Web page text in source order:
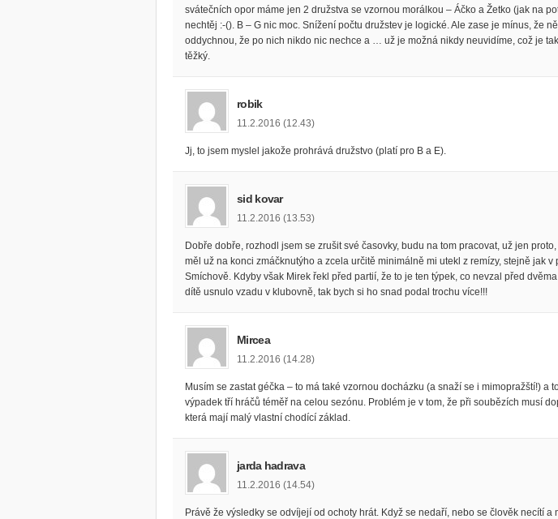
svátečních opor máme jen 2 družstva se vzornou morálkou – Áčko a Žetko (jak na
nechtěj :-(). B – G nic moc. Snížení počtu družstev je logické. Ale zase je mínus, že
oddychnou, že po nich nikdo nic nechce a … už je možná nikdy neuvidíme, což je
těžký.
robik
11.2.2016 (12.43)
Jj, to jsem myslel jakože prohrává družstvo (platí pro B a E).
sid kovar
11.2.2016 (13.53)
Dobře dobře, rozhodl jsem se zrušit své časovky, budu na tom pracovat, už jen
měl už na konci zmáčknutýho a zcela určitě minimálně mi utekl z remízy, stejně jak v
Smíchově. Kdyby však Mirek řekl před partií, že to je ten týpek, co nevzal před
dítě usnulo vzadu v klubovně, tak bych si ho snad podal trochu více!!!
Mircea
11.2.2016 (14.28)
Musím se zastat géčka – to má také vzornou docházku (a snaží se i mimopražští!) a
výpadek tří hráčů téměř na celou sezónu. Problém je v tom, že při soubězích musí
která mají malý vlastní chodící základ.
jarda hadrava
11.2.2016 (14.54)
Právě že výsledky se odvíjejí od ochoty hrát. Když se nedaří, nebo se člověk necítí a